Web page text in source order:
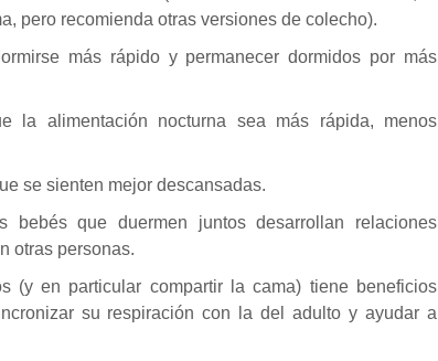
pero recomienda otras versiones de colecho).
más rápido y permanecer dormidos por más
la alimentación nocturna sea más rápida, menos
se sienten mejor descansadas.
bebés que duermen juntos desarrollan relaciones
otras personas.
(y en particular compartir la cama) tiene beneficios
su respiración con la del adulto y ayudar a